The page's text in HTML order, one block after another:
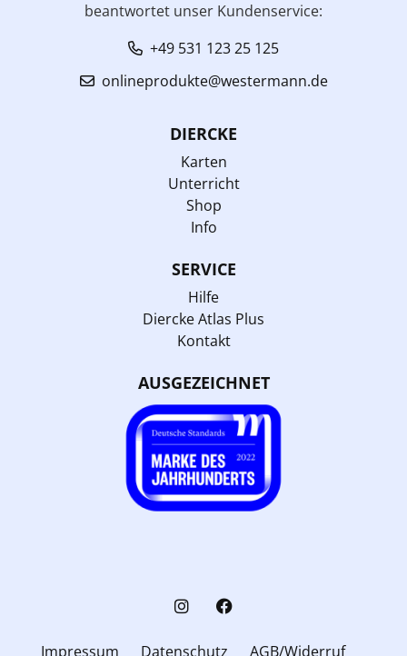
beantwortet unser Kundenservice:
+49 531 123 25 125
onlineprodukte@westermann.de
DIERCKE
Karten
Unterricht
Shop
Info
SERVICE
Hilfe
Diercke Atlas Plus
Kontakt
AUSGEZEICHNET
Impressum Datenschutz AGB/Widerruf